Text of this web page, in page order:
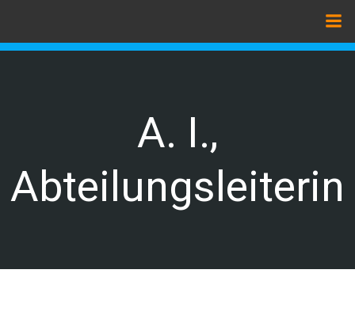
springen
A. I.,
Abteilungsleiterin